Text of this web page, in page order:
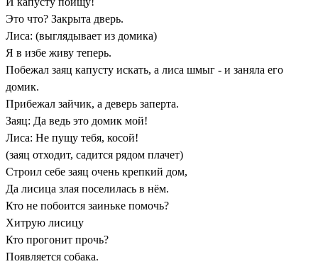
Это что? Закрыта дверь.
Лиса: (выглядывает из домика)
Я в избе живу теперь.
Побежал заяц капусту искать, а лиса шмыг - и заняла его
домик.
Прибежал зайчик, а деверь заперта.
Заяц: Да ведь это домик мой!
Лиса: Не пущу тебя, косой!
(заяц отходит, садится рядом плачет)
Строил себе заяц очень крепкий дом,
Да лисица злая поселилась в нём.
Кто не побоится заиньке помочь?
Хитрую лисицу
Кто прогонит прочь?
Появляется собака.